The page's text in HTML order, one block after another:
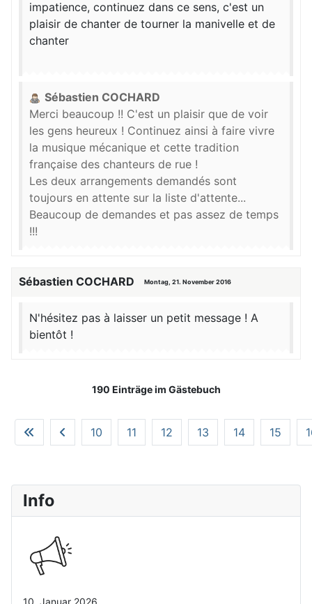
Info
10. Januar 2026
impatience, continuez dans ce sens, c'est un
plaisir de chanter de tourner la manivelle et de
chanter
Sébastien COCHARD
Merci beaucoup !! C'est un plaisir que de voir
les gens heureux ! Continuez ainsi à faire vivre
la musique mécanique et cette tradition
française des chanteurs de rue !
Les deux arrangements demandés sont
toujours en attente sur la liste d'attente...
Beaucoup de demandes et pas assez de temps
!!!
Sébastien COCHARD Montag, 21. November 2016
N'hésitez pas à laisser un petit message ! A
bientôt !
190 Einträge im Gästebuch
10 11 12 13 14 15